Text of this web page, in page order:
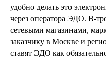
удобно делать это
через оператора ЭДО.
сетевыми магазинами,
заказчику в Москве и
ставят ЭДО как